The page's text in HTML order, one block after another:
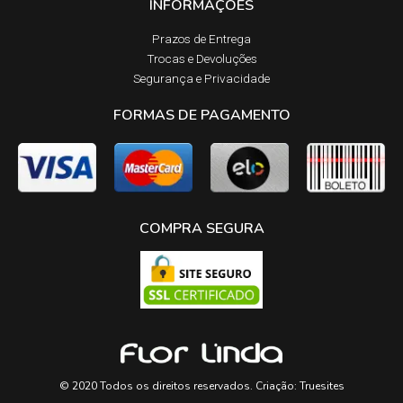
INFORMAÇÕES
Prazos de Entrega​
Trocas e Devoluções​
Segurança e Privacidade
FORMAS DE PAGAMENTO
COMPRA SEGURA
© 2020 Todos os direitos reservados. Criação: Truesites